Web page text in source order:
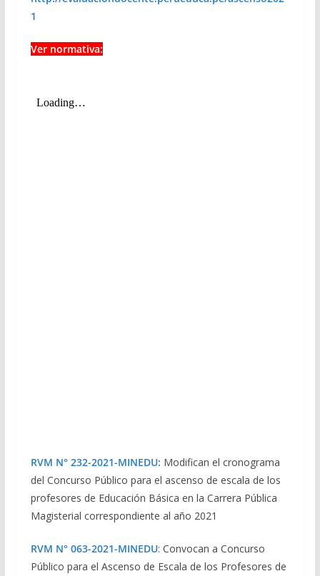
1
Ver normativa:
RVM N° 232-2021-MINEDU: Modifican el cronograma
del Concurso Público para el ascenso de escala de los
profesores de Educación Básica en la Carrera Pública
Magisterial correspondiente al año 2021
RVM N° 063-2021-MINEDU: Convocan a Concurso
Público para el Ascenso de Escala de los Profesores de